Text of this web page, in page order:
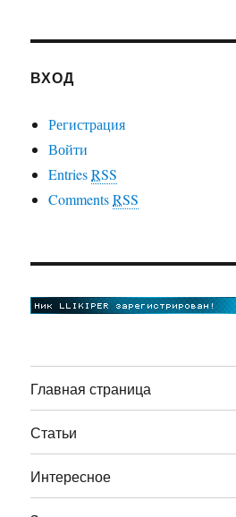
ВХОД
Регистрация
Войти
EntriesRSS
CommentsRSS
Главная страница
Статьи
Интересное